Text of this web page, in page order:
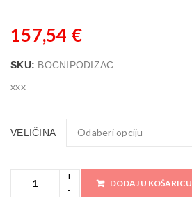
157,54 €
SKU: BOCNIPODIZAC
xxx
VELIČINA
DODAJ U KOŠARICU